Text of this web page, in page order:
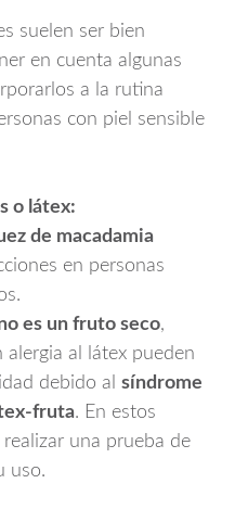
suelen ser bien
en cuenta algunas
a la rutina
con piel sensible
o látex:
de macadamia
en personas
es un fruto seco,
alergia al látex pueden
debido al síndrome
fruta. En estos
una prueba de
uso.